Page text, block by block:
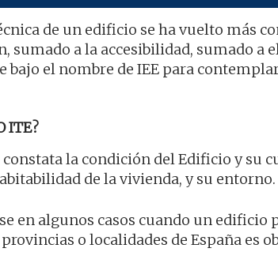
de un edificio se ha vuelto más
sumado a la accesibilidad, sumado a
bajo el nombre de IEE para
ITE?
la condición del Edificio y su
de la vivienda, y su entorno.
en algunos casos cuando un edificio
o localidades de España es